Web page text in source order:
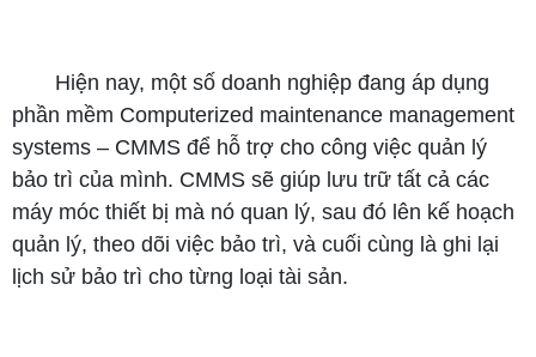
Hiện nay, một số doanh nghiệp đang áp dụng
phần mềm Computerized maintenance management
systems – CMMS để hỗ trợ cho công việc quản lý
bảo trì của mình. CMMS sẽ giúp lưu trữ tất cả các
máy móc thiết bị mà nó quan lý, sau đó lên kế hoạch
quản lý, theo dõi việc bảo trì, và cuối cùng là ghi lại
lịch sử bảo trì cho từng loại tài sản.